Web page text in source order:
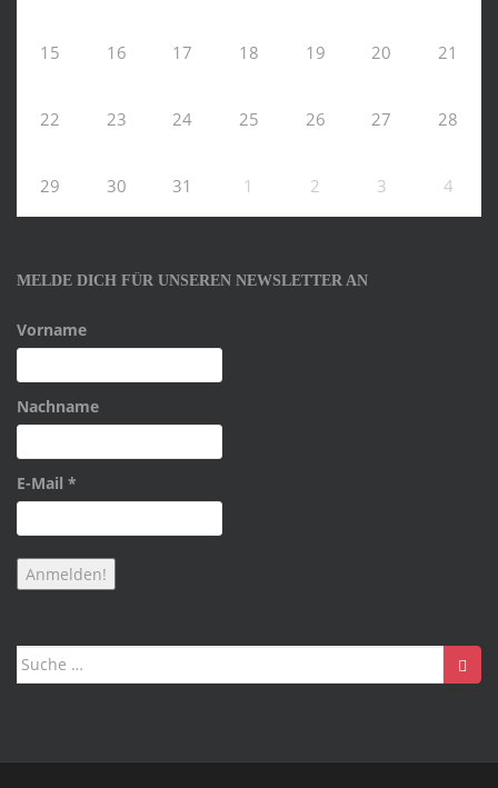
15 16 17 18 19 20 21
22 23 24 25 26 27 28
29 30 31 1 2 3 4
MELDE DICH FÜR UNSEREN NEWSLETTER AN
Vorname
Nachname
E-Mail *
Suche
nach: